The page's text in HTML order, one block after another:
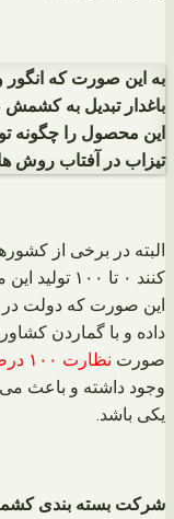
به این صورت که انگور
باغدار تبدیل به
این محصول را چگونه
تیزاب در آفتاب روش
البته در برخی از
کنند ۰ تا
این صورت که دولت در
داده و با گماردن
صورت نظارت ۱۰۰ درصدی
وجود داشته و باعث
یکی باشد.
شرکت بسته بندی کشمش